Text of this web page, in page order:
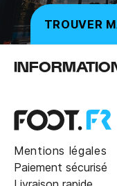
TROUVER
Mentions légales
Paiement sécurisé